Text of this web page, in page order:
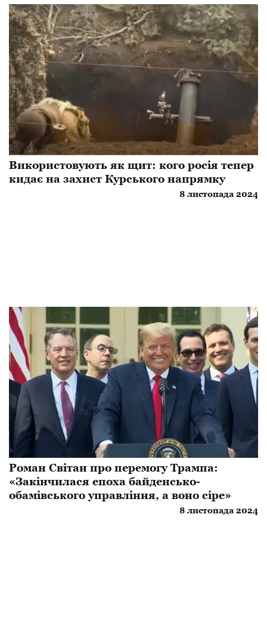
Використовують як щит: кого росія тепер
кидає на захист Курського напрямку
8 листопада 2024
Роман Світан про перемогу Трампа:
«Закінчилася епоха байденсько-
обамівського управління, а воно сіре»
8 листопада 2024